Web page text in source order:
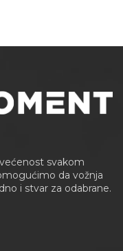
svakom
da vožnja
i stvar za odabrane.